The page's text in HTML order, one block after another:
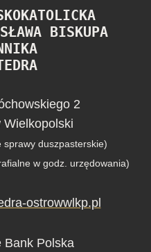
BISKUPA
2
Wielkopolski
sprawy duszpasterskie)
w godz. urzędowania)
ostrowwlkp.pl
Bank Polska